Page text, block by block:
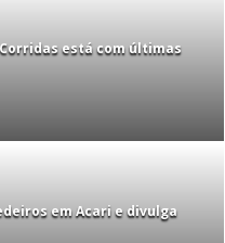
está com últimas
em Acari e divulga